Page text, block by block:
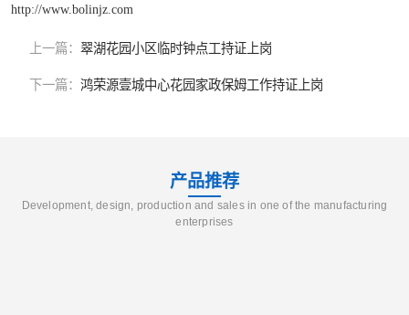
http://www.bolinjz.com
上一篇： 翠湖花园小区临时钟点工持证上岗
下一篇： 鸿荣源壹城中心花园家政保姆工作持证上岗
产品推荐
Development, design, production and sales in one of the manufacturing
enterprises